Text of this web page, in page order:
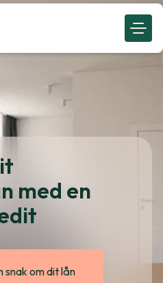
med en
snak om dit lån